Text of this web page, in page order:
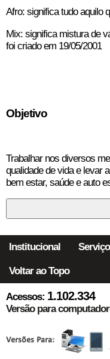
Afro: significa tudo aquilo
Mix: significa mistura de
foi criado em 19/05/2001
Objetivo
Trabalhar nos diversos
qualidade de vida e levar
bem estar, saúde e auto
Institucional
Voltar ao Topo
Acessos: 1.102.334
Versão para